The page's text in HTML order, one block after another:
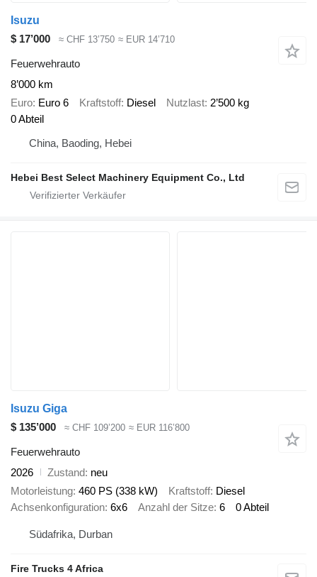
Isuzu
$ 17’000
≈ CHF 13’750 ≈ EUR 14’710
Feuerwehrauto
8’000 km
Euro Euro 6 Kraftstoff Diesel Nutzlast 2’500 kg
0 Abteil
China, Baoding, Hebei
Hebei Best Select Machinery Equipment Co., Ltd
Isuzu Giga
$ 135’000
≈ CHF 109’200 ≈ EUR 116’800
Feuerwehrauto
2026
Zustand neu
Motorleistung 460 PS (338 kW) Kraftstoff Diesel
Achsenkonfiguration 6x6 Anzahl der Sitze 6 0 Abteil
Südafrika, Durban
Fire Trucks 4 Africa